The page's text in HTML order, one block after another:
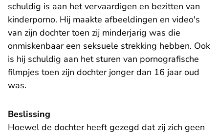
schuldig is aan het vervaardigen en bezitten van
kinderporno. Hij maakte afbeeldingen en video's
van zijn dochter toen zij minderjarig was die
onmiskenbaar een seksuele strekking hebben. Ook
is hij schuldig aan het sturen van pornografische
filmpjes toen zijn dochter jonger dan 16 jaar oud
was.
Beslissing
Hoewel de dochter heeft gezegd dat zij zich geen